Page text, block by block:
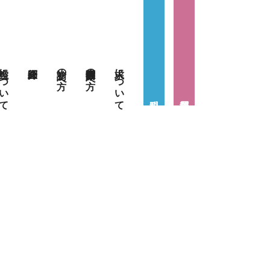
いて 初診の方へ 医療関係者の方へ 求人について